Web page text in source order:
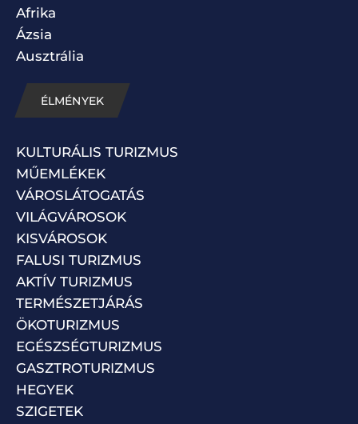
Afrika
Ázsia
Ausztrália
ÉLMÉNYEK
KULTURÁLIS TURIZMUS
MŰEMLÉKEK
VÁROSLÁTOGATÁS
VILÁGVÁROSOK
KISVÁROSOK
FALUSI TURIZMUS
AKTÍV TURIZMUS
TERMÉSZETJÁRÁS
ÖKOTURIZMUS
EGÉSZSÉGTURIZMUS
GASZTROTURIZMUS
HEGYEK
SZIGETEK